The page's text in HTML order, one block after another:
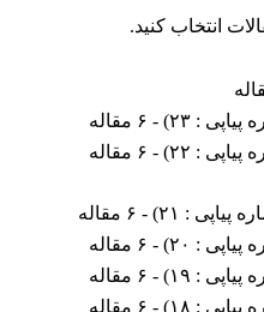
انتخاب کنید.
) - ۶ مقاله
) - ۶ مقاله
) - ۶ مقاله
) - ۶ مقاله
) - ۶ مقاله
) - ۶ مقاله